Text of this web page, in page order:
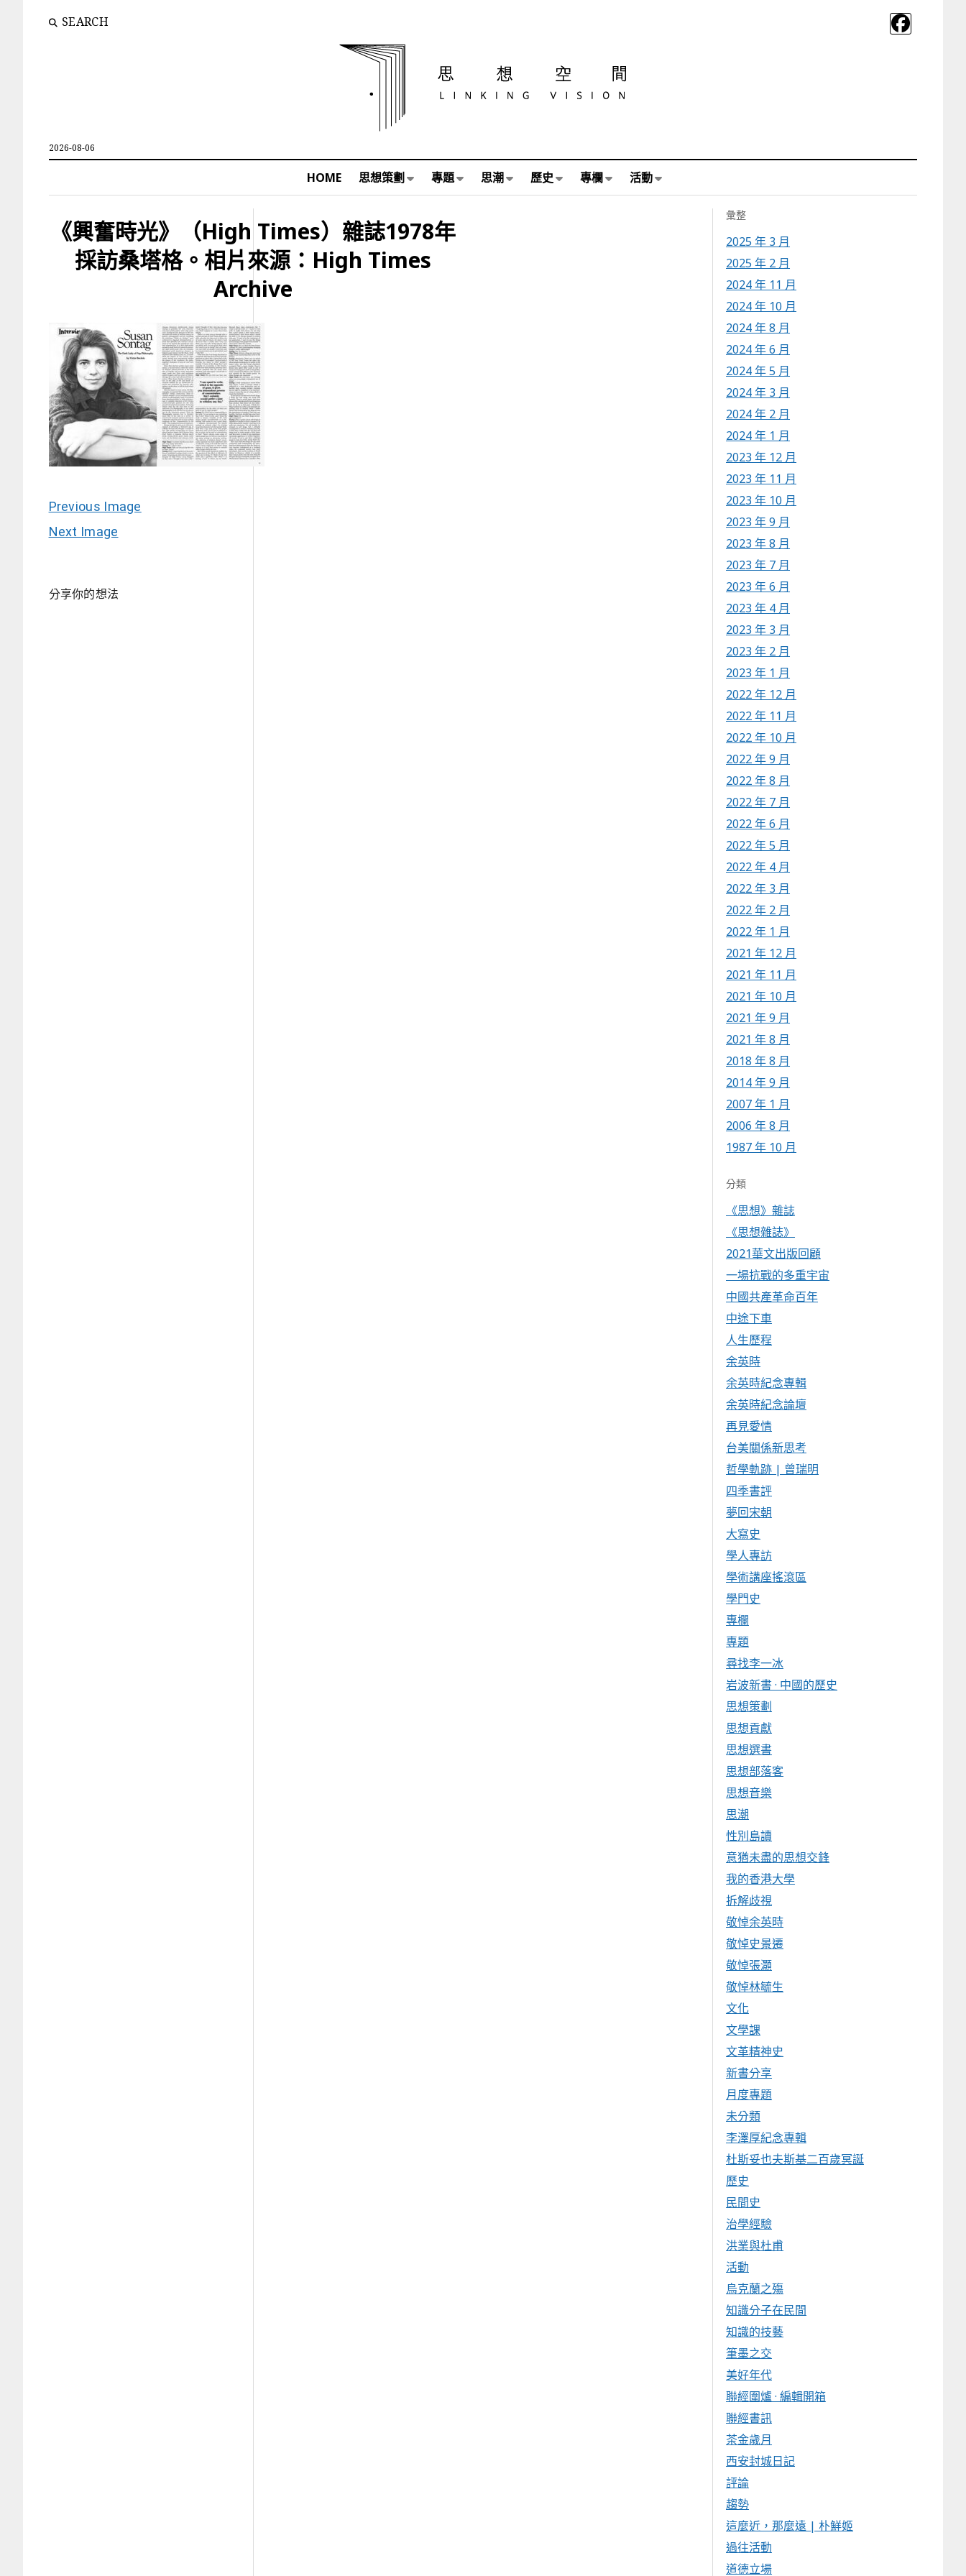
SEARCH
2026-08-06
HOME 思想策劃 專題 思潮 歷史 專欄 活動
《興奮時光》（High Times）雜誌1978年
採訪桑塔格。相片來源：High Times
Archive
Previous Image
Next Image
分享你的想法
彙整
2025 年 3 月
2025 年 2 月
2024 年 11 月
2024 年 10 月
2024 年 8 月
2024 年 6 月
2024 年 5 月
2024 年 3 月
2024 年 2 月
2024 年 1 月
2023 年 12 月
2023 年 11 月
2023 年 10 月
2023 年 9 月
2023 年 8 月
2023 年 7 月
2023 年 6 月
2023 年 4 月
2023 年 3 月
2023 年 2 月
2023 年 1 月
2022 年 12 月
2022 年 11 月
2022 年 10 月
2022 年 9 月
2022 年 8 月
2022 年 7 月
2022 年 6 月
2022 年 5 月
2022 年 4 月
2022 年 3 月
2022 年 2 月
2022 年 1 月
2021 年 12 月
2021 年 11 月
2021 年 10 月
2021 年 9 月
2021 年 8 月
2018 年 8 月
2014 年 9 月
2007 年 1 月
2006 年 8 月
1987 年 10 月
分類
《思想》雜誌
《思想雜誌》
2021華文出版回顧
一場抗戰的多重宇宙
中國共產革命百年
中途下車
人生歷程
余英時
余英時紀念專輯
余英時紀念論壇
再見愛情
台美關係新思考
哲學軌跡 | 曾瑞明
四季書評
夢回宋朝
大寫史
學人專訪
學術講座搖滾區
學門史
專欄
專題
尋找李一冰
岩波新書 · 中國的歷史
思想策劃
思想貢獻
思想選書
思想部落客
思想音樂
思潮
性別島讀
意猶未盡的思想交鋒
我的香港大學
拆解歧視
敬悼余英時
敬悼史景遷
敬悼張灝
敬悼林毓生
文化
文學課
文革精神史
新書分享
月度專題
未分類
李澤厚紀念專輯
杜斯妥也夫斯基二百歲冥誕
歷史
民間史
治學經驗
洪業與杜甫
活動
烏克蘭之殤
知識分子在民間
知識的技藝
筆墨之交
美好年代
聯經圍爐 · 編輯開箱
聯經書訊
茶金歲月
西安封城日記
評論
趨勢
這麼近，那麼遠 | 朴鮮姬
過往活動
道德立場